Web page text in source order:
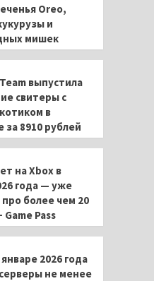
Oreo,
и
мишек
выпустила
свитеры с
в
за 8910 рублей
на Xbox в
года — уже
более чем 20
Pass
2026 года
не менее